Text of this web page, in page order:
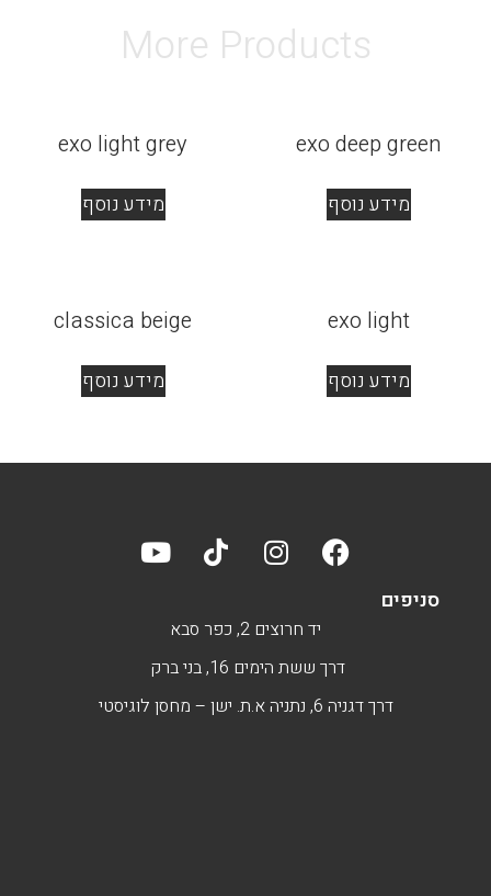
More Products
exo deep green
מידע נוסף
exo light grey
מידע נוסף
exo light
מידע נוסף
classica beige
מידע נוסף
סניפים
יד חרוצים 2, כפר סבא
דרך ששת הימים 16, בני ברק
דרך דגניה 6, נתניה א.ת. ישן – מחסן לוגיסטי